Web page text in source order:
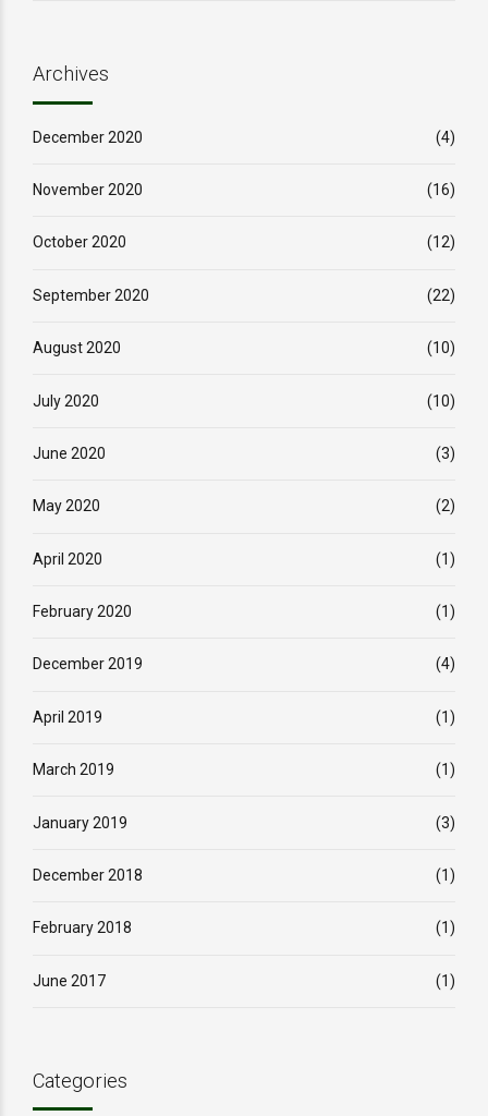
Archives
December 2020 (4)
November 2020 (16)
October 2020 (12)
September 2020 (22)
August 2020 (10)
July 2020 (10)
June 2020 (3)
May 2020 (2)
April 2020 (1)
February 2020 (1)
December 2019 (4)
April 2019 (1)
March 2019 (1)
January 2019 (3)
December 2018 (1)
February 2018 (1)
June 2017 (1)
Categories